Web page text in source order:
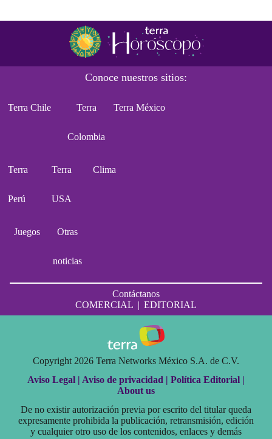
Conoce nuestros sitios:
Terra Chile Terra
Colombia
Terra México
Terra
Perú
Terra
USA
Clima
Juegos Otras
noticias
Contáctanos
COMERCIAL | EDITORIAL
Copyright 2026 Terra Networks México S.A. de C.V.
Aviso Legal | Aviso de privacidad | Política Editorial |
About us
De no existir autorización previa por escrito del titular queda
expresamente prohibida la publicación, retransmisión, edición
y cualquier otro uso de los contenidos, enlaces y demás